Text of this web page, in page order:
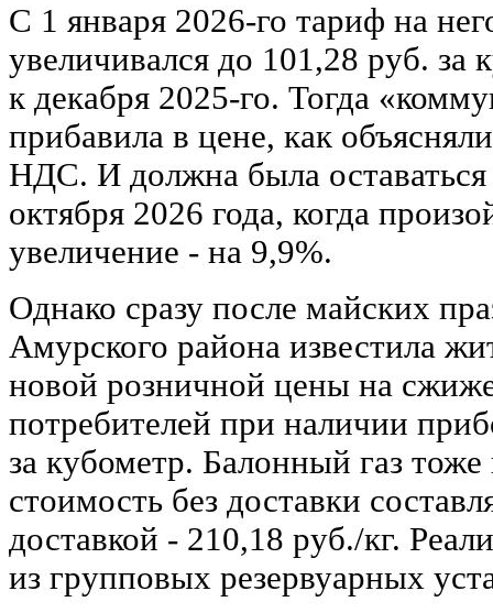
С 1 января 2026-го тариф на
увеличивался до 101,28 руб. за
к декабря 2025-го. Тогда
прибавила в цене, как
НДС. И должна была
октября 2026 года, когда
увеличение - на 9,9%.
Однако сразу после майских
Амурского района известила
новой розничной цены на
потребителей при наличии
за кубометр. Балонный газ
стоимость без доставки
доставкой - 210,18 руб./кг.
из групповых резервуарных